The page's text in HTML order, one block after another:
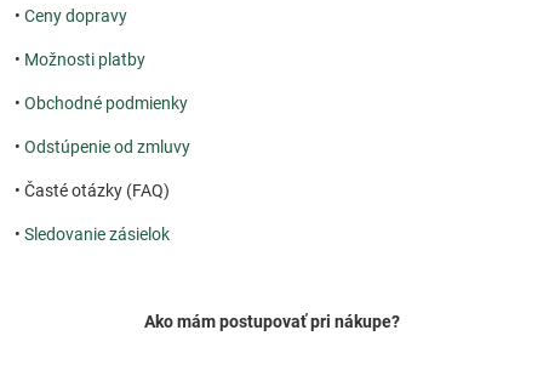
• Ceny dopravy
• Možnosti platby
• Obchodné podmienky
• Odstúpenie od zmluvy
• Časté otázky (FAQ)
• Sledovanie zásielok
Ako mám postupovať pri nákupe?